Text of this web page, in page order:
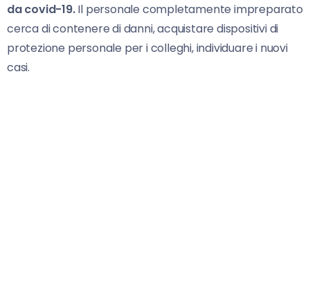
da covid-19.Il personale completamente impreparato
cerca di contenere di danni, acquistare dispositivi di
protezione personale per i colleghi, individuare i nuovi
casi.